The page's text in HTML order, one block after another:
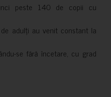
peste 140 de copii cu
adulți au venit constant la
se fără încetare, cu grad